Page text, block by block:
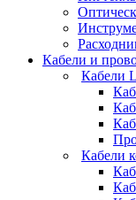
Кабели и
Кабели
Кабели